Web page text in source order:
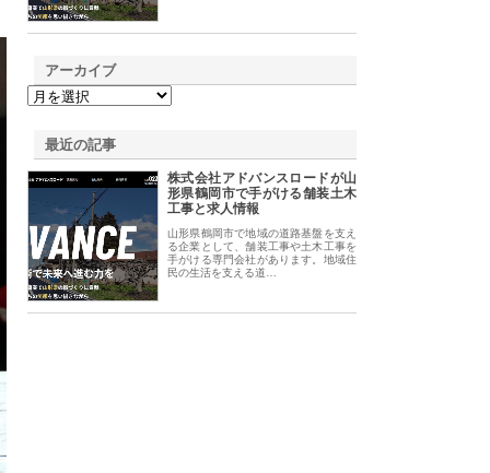
アーカイブ
最近の記事
株式会社アドバンスロードが山
形県鶴岡市で手がける舗装土木
工事と求人情報
山形県鶴岡市で地域の道路基盤を支え
る企業として、舗装工事や土木工事を
手がける専門会社があります。地域住
民の生活を支える道…